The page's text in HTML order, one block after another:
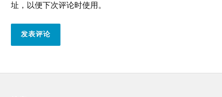
址，以便下次评论时使用。